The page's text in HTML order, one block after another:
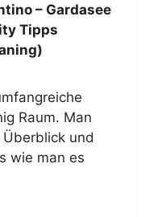
– Gardasee
Tipps
Raum. Man
und
wie man es